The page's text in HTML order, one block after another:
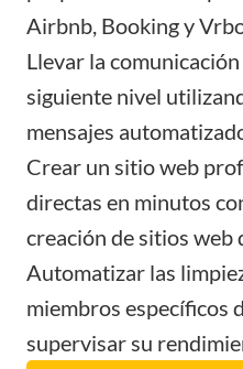
Airbnb, Bookingy
Llevar la
siguiente nivel
mensajes
Crear un sitio web
directas en minutos
creación de sitios web
Automatizar las
miembros específicos
supervisar su